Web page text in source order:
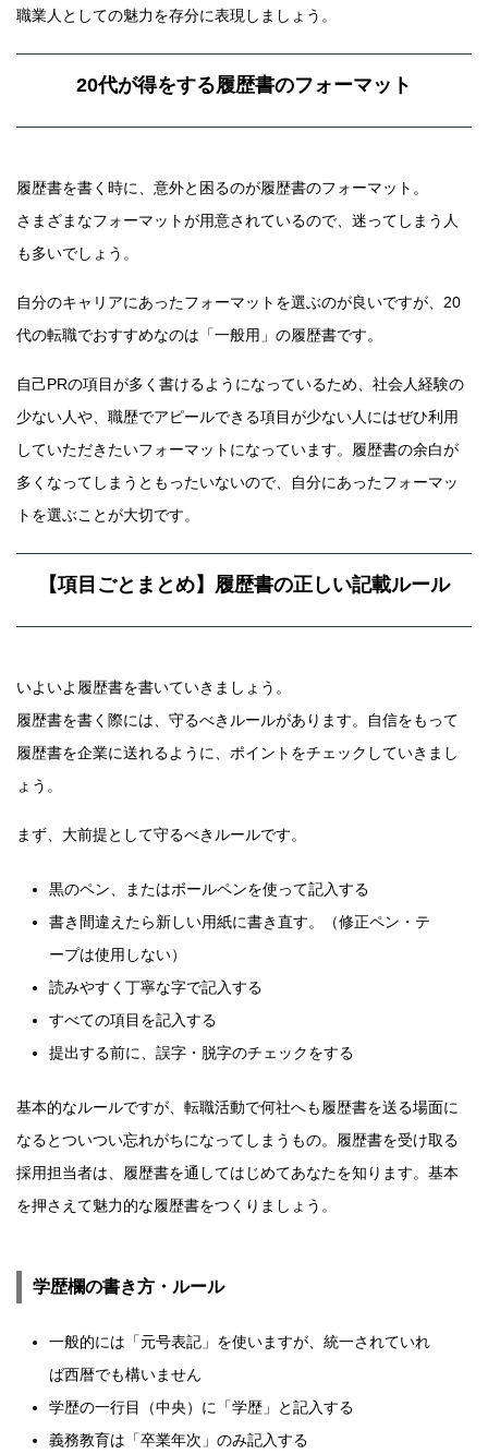
職業人としての魅力を存分に表現しましょう。
20代が得をする履歴書のフォーマット
履歴書を書く時に、意外と困るのが履歴書のフォーマット。
さまざまなフォーマットが用意されているので、迷ってしまう人
も多いでしょう。
自分のキャリアにあったフォーマットを選ぶのが良いですが、20
代の転職でおすすめなのは「一般用」の履歴書です。
自己PRの項目が多く書けるようになっているため、社会人経験の
少ない人や、職歴でアピールできる項目が少ない人にはぜひ利用
していただきたいフォーマットになっています。履歴書の余白が
多くなってしまうともったいないので、自分にあったフォーマッ
トを選ぶことが大切です。
【項目ごとまとめ】履歴書の正しい記載ルール
いよいよ履歴書を書いていきましょう。
履歴書を書く際には、守るべきルールがあります。自信をもって
履歴書を企業に送れるように、ポイントをチェックしていきまし
ょう。
まず、大前提として守るべきルールです。
黒のペン、またはボールペンを使って記入する
書き間違えたら新しい用紙に書き直す。（修正ペン・テ
ープは使用しない）
読みやすく丁寧な字で記入する
すべての項目を記入する
提出する前に、誤字・脱字のチェックをする
基本的なルールですが、転職活動で何社へも履歴書を送る場面に
なるとついつい忘れがちになってしまうもの。履歴書を受け取る
採用担当者は、履歴書を通してはじめてあなたを知ります。基本
を押さえて魅力的な履歴書をつくりましょう。
学歴欄の書き方・ルール
一般的には「元号表記」を使いますが、統一されていれ
ば西暦でも構いません
学歴の一行目（中央）に「学歴」と記入する
義務教育は「卒業年次」のみ記入する